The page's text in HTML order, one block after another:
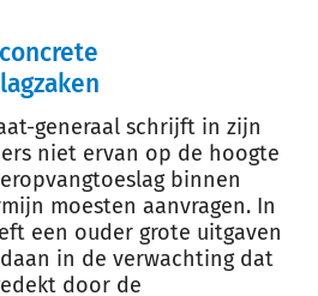
generaal schrijft in zijn
niet ervan op de hoogte
binnen
moesten aanvragen. In
een ouder grote uitgaven
in de verwachting dat
door de